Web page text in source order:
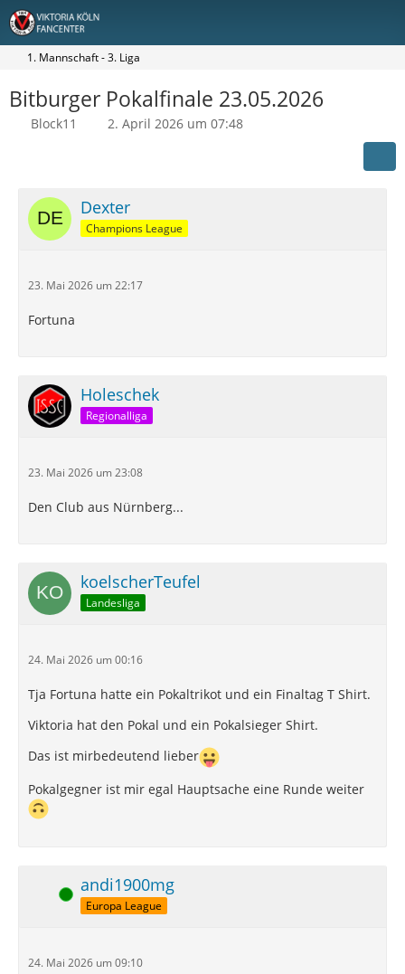
1. Mannschaft - 3. Liga
Bitburger Pokalfinale 23.05.2026
Block11 2. April 2026 um 07:48
Dexter
Champions League
23. Mai 2026 um 22:17
Fortuna
Holeschek
Regionalliga
23. Mai 2026 um 23:08
Den Club aus Nürnberg...
koelscherTeufel
Landesliga
24. Mai 2026 um 00:16
Tja Fortuna hatte ein Pokaltrikot und ein Finaltag T Shirt.
Viktoria hat den Pokal und ein Pokalsieger Shirt.
Das ist mirbedeutend lieber
Pokalgegner ist mir egal Hauptsache eine Runde weiter
Online andi1900mg
Europa League
24. Mai 2026 um 09:10